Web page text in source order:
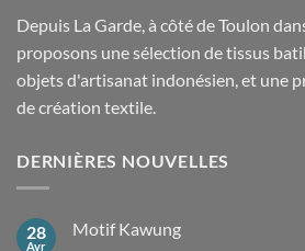
Depuis La Garde, à côté de Toulon
proposons une sélection de tissus
objets d'artisanat indonésien, et une
de création textile.
DERNIÈRES NOUVELLES
28
Avr
Motif Kawung